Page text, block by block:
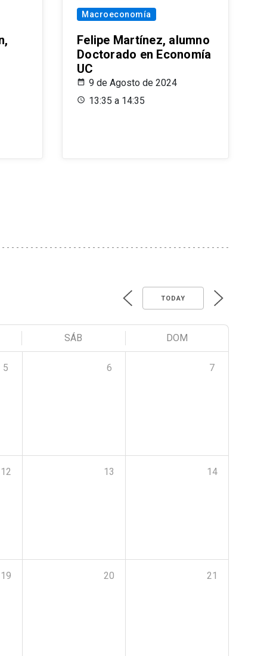
Macroeconomía
Felipe Martínez, alumno
Doctorado en Economía
UC
9 de Agosto de 2024
13:35 a 14:35
TODAY
SÁB DOM
5 6 7
12 13 14
19 20 21